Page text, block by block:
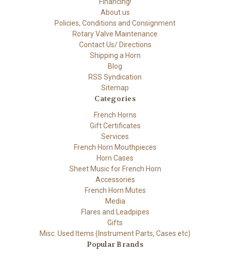
About us
Policies, Conditions and Consignment
Rotary Valve Maintenance
Contact Us/ Directions
Shipping a Horn
Blog
RSS Syndication
Sitemap
Categories
French Horns
Gift Certificates
Services
French Horn Mouthpieces
Horn Cases
Sheet Music for French Horn
Accessories
French Horn Mutes
Media
Flares and Leadpipes
Gifts
Misc. Used Items (Instrument Parts, Cases etc)
Popular Brands